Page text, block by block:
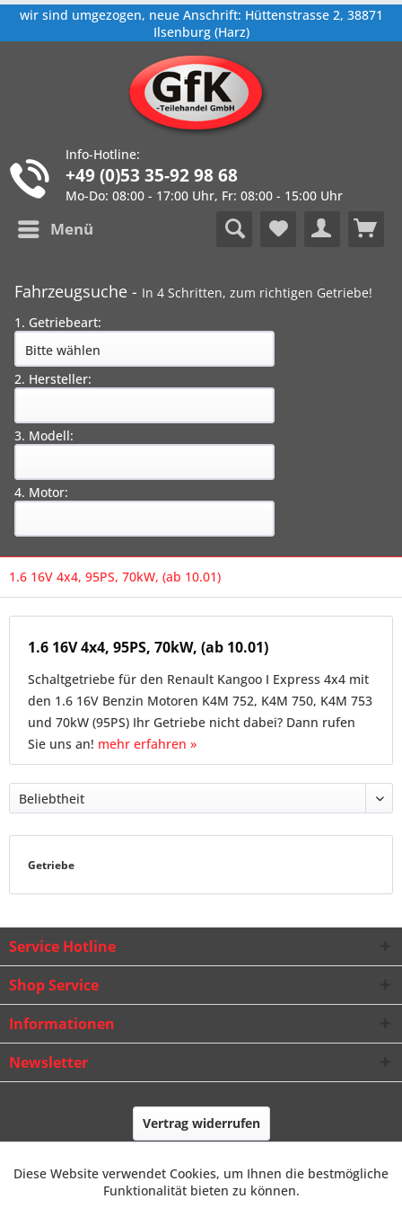
wir sind umgezogen, neue Anschrift: Hüttenstrasse 2, 38871
Ilsenburg (Harz)
Info-Hotline:
+49 (0)53 35-92 98 68
Mo-Do: 08:00 - 17:00 Uhr, Fr: 08:00 - 15:00 Uhr
Menü
Fahrzeugsuche - In 4 Schritten, zum richtigen Getriebe!
1. Getriebeart:
2. Hersteller:
3. Modell:
4. Motor:
1.6 16V 4x4, 95PS, 70kW, (ab 10.01)
1.6 16V 4x4, 95PS, 70kW, (ab 10.01)
Schaltgetriebe für den Renault Kangoo I Express 4x4 mit
den 1.6 16V Benzin Motoren K4M 752, K4M 750, K4M 753
und 70kW (95PS) Ihr Getriebe nicht dabei? Dann rufen
Sie uns an! mehr erfahren »
Getriebe
Service Hotline
Shop Service
Informationen
Newsletter
Vertrag widerrufen
Nachnahmegebühren, wenn nicht anders beschrieben
Funktionale Aktiv
Diese Website verwendet Cookies, um Ihnen die bestmögliche
Funktionalität bieten zu können.